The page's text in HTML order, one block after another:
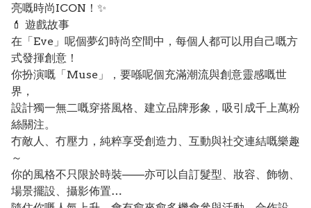
亮嘅時尚ICON！✨
💄 遊戲故事
在「Eve」呢個夢幻時尚空間中，每個人都可以用自己嘅方
式發揮創意！
你扮演嘅「Muse」，要喺呢個充滿潮流與創意靈感嘅世
界，
設計獨一無二嘅穿搭風格、建立品牌形象，吸引成千上萬粉
絲關注。
冇敵人、冇壓力，純粹享受創造力、互動與社交連結嘅樂趣
～
你的風格不只限於時裝——亦可以自訂髮型、妝容、飾物、
場景擺設、攝影佈置…